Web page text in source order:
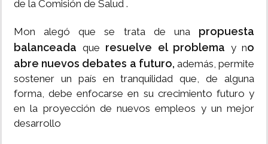
de la Comisión de Salud .
Mon alegó que se trata de una propuesta
balanceada que resuelve el problema y no
abre nuevos debates a futuro, además, permite
sostener un país en tranquilidad que, de alguna
forma, debe enfocarse en su crecimiento futuro y
en la proyección de nuevos empleos y un mejor
desarrollo